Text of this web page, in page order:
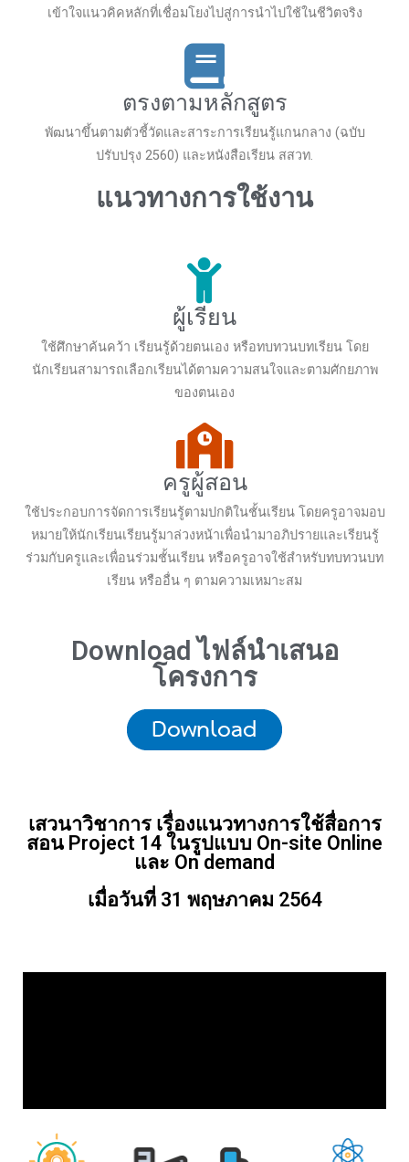
เข้าใจแนวคิคหลักที่เชื่อมโยงไปสู่การนำไปใช้ในชีวิตจริง
ตรงตามหลักสูตร
พัฒนาขึ้นตามตัวชี้วัดและสาระการเรียนรู้แกนกลาง (ฉบับ
ปรับปรุง 2560) และหนังสือเรียน สสวท.
แนวทางการใช้งาน
ผู้เรียน
ใช้ศึกษาค้นคว้า เรียนรู้ด้วยตนเอง หรือทบทวนบทเรียน โดย
นักเรียนสามารถเลือกเรียนได้ตามความสนใจและตามศักยภาพ
ของตนเอง
ครูผู้สอน
ใช้ประกอบการจัดการเรียนรู้ตามปกติในชั้นเรียน โดยครูอาจมอบ
หมายให้นักเรียนเรียนรู้มาล่วงหน้าเพื่อนำมาอภิปรายและเรียนรู้
ร่วมกับครูและเพื่อนร่วมชั้นเรียน หรือครูอาจใช้สำหรับทบทวนบท
เรียน หรืออื่น ๆ ตามความเหมาะสม
Download ไฟล์นำเสนอ
โครงการ
เสวนาวิชาการ เรื่องแนวทางการใช้สื่อการ
สอน Project 14 ในรูปแบบ On-site Online
และ On demand
เมื่อวันที่ 31 พฤษภาคม 2564